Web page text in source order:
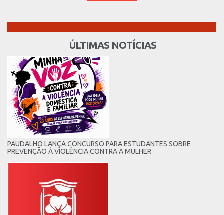
ÚLTIMAS NOTÍCIAS
PAUDALHO LANÇA CONCURSO PARA ESTUDANTES SOBRE
PREVENÇÃO À VIOLÊNCIA CONTRA A MULHER